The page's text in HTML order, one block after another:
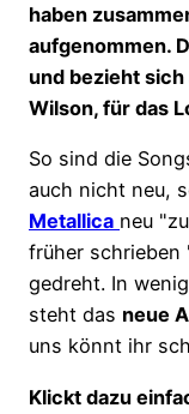
haben
aufgenommen.
und bezieht
Wilson, für das
So sind die
auch nicht neu,
Metallica neu
früher
gedreht. In
steht das neue
uns könnt ihr
Klickt dazu